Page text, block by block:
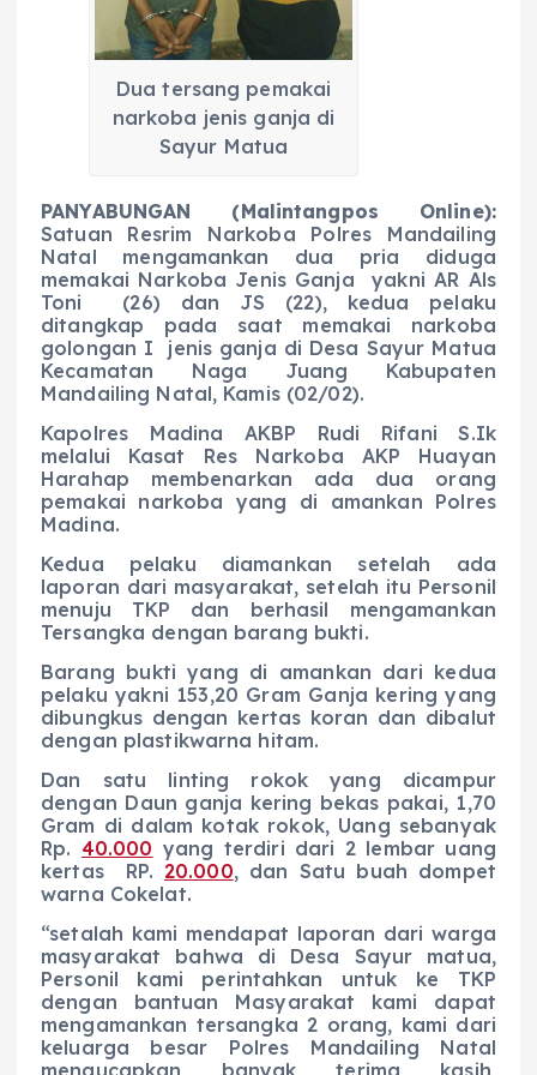
Dua tersang pemakai
narkoba jenis ganja di
Sayur Matua
PANYABUNGAN (Malintangpos Online):
Satuan Resrim Narkoba Polres Mandailing
Natal mengamankan dua pria diduga
memakai Narkoba Jenis Ganja yakni AR Als
Toni (26) dan JS (22), kedua pelaku
ditangkap pada saat memakai narkoba
golongan I jenis ganja di Desa Sayur Matua
Kecamatan Naga Juang Kabupaten
Mandailing Natal, Kamis (02/02).
Kapolres Madina AKBP Rudi Rifani S.Ik
melalui Kasat Res Narkoba AKP Huayan
Harahap membenarkan ada dua orang
pemakai narkoba yang di amankan Polres
Madina.
Kedua pelaku diamankan setelah ada
laporan dari masyarakat, setelah itu Personil
menuju TKP dan berhasil mengamankan
Tersangka dengan barang bukti.
Barang bukti yang di amankan dari kedua
pelaku yakni 153,20 Gram Ganja kering yang
dibungkus dengan kertas koran dan dibalut
dengan plastikwarna hitam.
Dan satu linting rokok yang dicampur
dengan Daun ganja kering bekas pakai, 1,70
Gram di dalam kotak rokok, Uang sebanyak
Rp. 40.000 yang terdiri dari 2 lembar uang
kertas RP. 20.000, dan Satu buah dompet
warna Cokelat.
“setalah kami mendapat laporan dari warga
masyarakat bahwa di Desa Sayur matua,
Personil kami perintahkan untuk ke TKP
dengan bantuan Masyarakat kami dapat
mengamankan tersangka 2 orang, kami dari
keluarga besar Polres Mandailing Natal